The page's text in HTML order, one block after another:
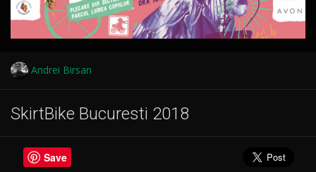
Andrei Birsan
SkirtBike Bucuresti 2018
Save